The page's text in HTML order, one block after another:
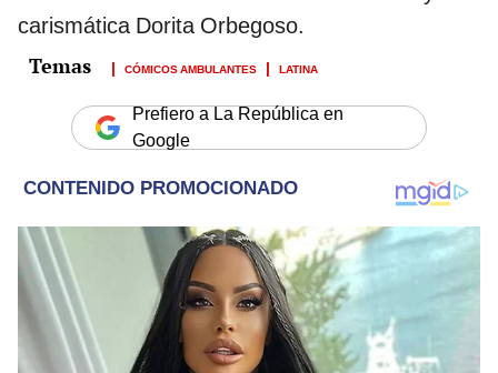
carismática Dorita Orbegoso.
CÓMICOS AMBULANTES LATINA
Prefiero a La República en
Google